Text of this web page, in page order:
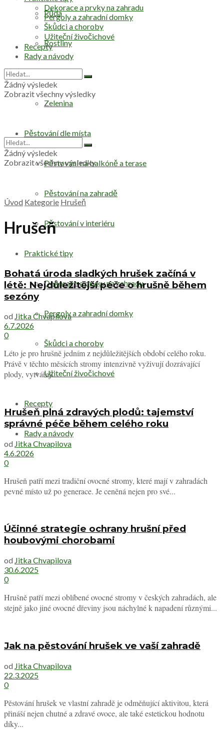
Půda
Rostliny
Zelenina
Pěstování dle místa
Pěstování na balkóně a terase
Pěstování na zahradě
Pěstování v interiéru
Praktické tipy
Dekorace a prvky na zahradu
Pergoly a zahradní domky
Škůdci a choroby
Užiteční živočichové
Recepty
Rady a návody
Dekorace a prvky na zahradu
Pergoly a zahradní domky
Škůdci a choroby
Užiteční živočichové
Recepty
Rady a návody
Žádný výsledek
Zobrazit všechny výsledky
Žádný výsledek
Zobrazit všechny výsledky
Úvod Kategorie Hrušeň
Hrušeň
Bohatá úroda sladkých hrušek začíná v
létě: Nejdůležitější péče o hrušně během
sezóny
od Jitka Chvapilova
6.7.2026
0
Léto je pro hrušně jedním z nejdůležitějších období celého roku.
Právě v těchto měsících stromy intenzivně vyživují dozrávající
plody, vytvářejí...
Hrušeň plná zdravých plodů: tajemství
správné péče během celého roku
od Jitka Chvapilova
4.6.2026
0
Hrušeň patří mezi tradiční ovocné stromy, které mají v zahradách
pevné místo už po generace. Je ceněná nejen pro své...
Účinné strategie ochrany hrušní před
houbovými chorobami
od Jitka Chvapilova
30.6.2025
0
Hrušně patří mezi oblíbené ovocné stromy v českých zahradách, ale
stejně jako jiné ovocné dřeviny jsou náchylné k napadení různými...
Jak na pěstování hrušek ve vaší zahradě
od Jitka Chvapilova
22.3.2025
0
Pěstování hrušek ve vlastní zahradě je odměňující aktivitou, která
přináší nejen chutné a zdravé ovoce, ale také estetickou hodnotu
díky...